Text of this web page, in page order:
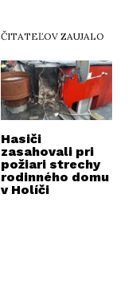
ČITATEĽOV ZAUJALO
Hasiči
zasahovali pri
požiari strechy
rodinného domu
v Holíči